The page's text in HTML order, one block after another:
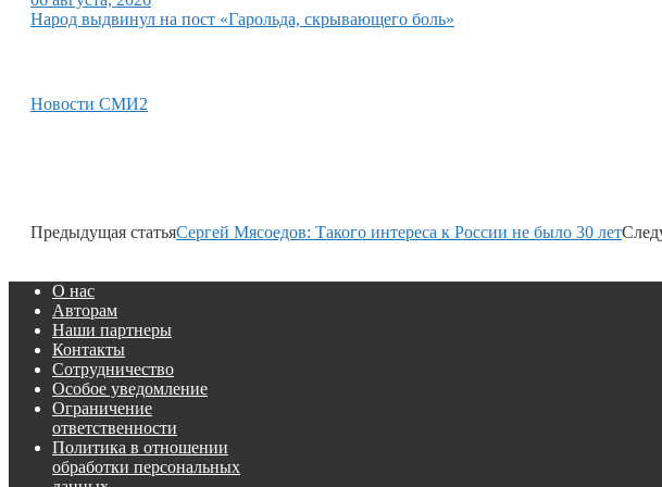
Народ выдвинул на пост «Гарольда, скрывающего боль»
Новости СМИ2
Предыдущая статьяСергей Мясоедов: Такого интереса к России не было 30 лет
О нас
Авторам
Наши партнеры
Контакты
Сотрудничество
Особое уведомление
Ограничение
ответственности
Политика в отношении
обработки персональных